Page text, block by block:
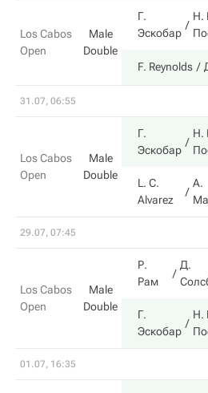
Los Cabos
Open
Male
Double
Г.
Эскобар
Н.
F. Reynolds
31.07, 06:55
Los Cabos
Open
Male
Double
Г.
Эскобар
Н.
L. C.
Alvarez
A.
29.07, 07:45
Los Cabos
Open
Male
Double
Р.
Рам
Д.
Г.
Эскобар
Н.
01.07, 16:35